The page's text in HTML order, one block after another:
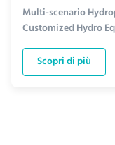
Multi-scenario
Customized Hydro
Scopri di più